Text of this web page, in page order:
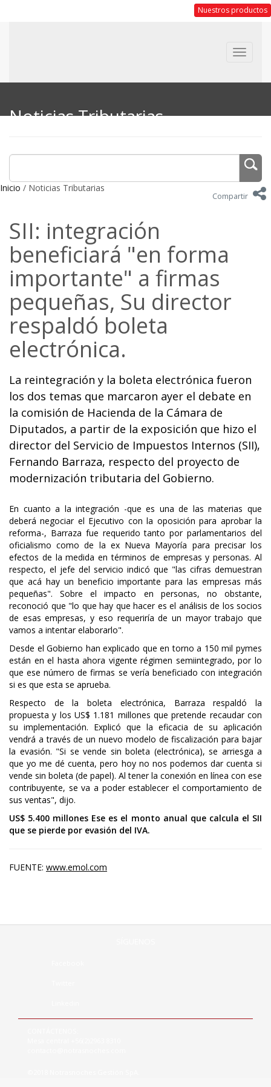
Nuestros productos
Toggle
Noticias Tributarias
Inicio / Noticias Tributarias
Compartir
SII: integración
beneficiará "en forma
importante" a firmas
pequeñas, Su director
respaldó boleta
electrónica.
La reintegración y la boleta electrónica fueron
los dos temas que marcaron ayer el debate en
la comisión de Hacienda de la Cámara de
Diputados, a partir de la exposición que hizo el
director del Servicio de Impuestos Internos (SII),
Fernando Barraza, respecto del proyecto de
modernización tributaria del Gobierno.
En cuanto a la integración -que es una de las materias que
deberá negociar el Ejecutivo con la oposición para aprobar la
reforma-, Barraza fue requerido tanto por parlamentarios del
oficialismo como de la ex Nueva Mayoría para precisar los
efectos de la medida en términos de empresas y personas. Al
respecto, el jefe del servicio indicó que "las cifras demuestran
que acá hay un beneficio importante para las empresas más
pequeñas". Sobre el impacto en personas, no obstante,
reconoció que "lo que hay que hacer es el análisis de los socios
de esas empresas, y eso requeriría de un mayor trabajo que
vamos a intentar elaborarlo".
Desde el Gobierno han explicado que en torno a 150 mil pymes
están en el hasta ahora vigente régimen semiintegrado, por lo
que ese número de firmas se vería beneficiado con integración
si es que esta se aprueba.
Respecto de la boleta electrónica, Barraza respaldó la
propuesta y los US$ 1.181 millones que pretende recaudar con
su implementación. Explicó que la eficacia de su aplicación
vendrá a través de un nuevo modelo de fiscalización para bajar
la evasión. "Si se vende sin boleta (electrónica), se arriesga a
que yo me dé cuenta, pero hoy no nos podemos dar cuenta si
vende sin boleta (de papel). Al tener la conexión en línea con ese
contribuyente, se va a poder establecer el comportamiento de
sus ventas", dijo.
US$ 5.400 millones Ese es el monto anual que calcula el SII
que se pierde por evasión del IVA.
FUENTE: www.emol.com